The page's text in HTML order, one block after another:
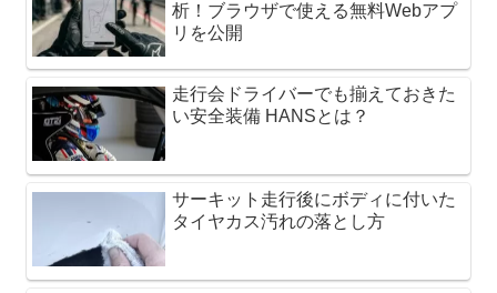
析！ブラウザで使える無料Webアプ
リを公開
走行会ドライバーでも揃えておきた
い安全装備 HANSとは？
サーキット走行後にボディに付いた
タイヤカス汚れの落とし方